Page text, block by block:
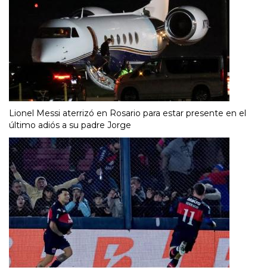
Lionel Messi aterrizó en Rosario para estar presente en el
último adiós a su padre Jorge